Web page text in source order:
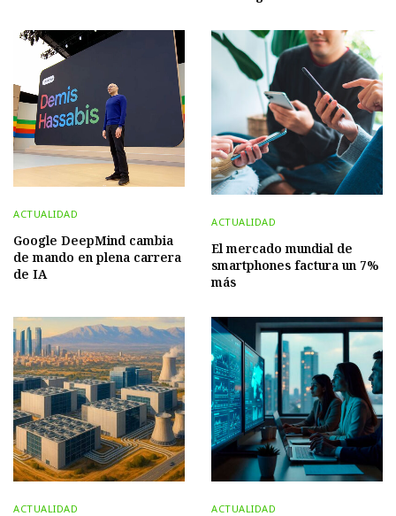
ACTUALIDAD
Google DeepMind cambia
de mando en plena carrera
de IA
ACTUALIDAD
El mercado mundial de
smartphones factura un 7%
más
ACTUALIDAD ACTUALIDAD